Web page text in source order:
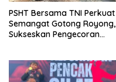
PSHT Bersama TNI Perkuat
Semangat Gotong Royong,
Sukseskan Pengecoran